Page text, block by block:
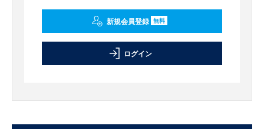
新規会員登録 無料
ログイン